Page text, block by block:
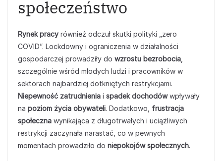
społeczeństwo
Rynek pracy również odczuł skutki polityki „zero
COVID”. Lockdowny i ograniczenia w działalności
gospodarczej prowadziły do wzrostu bezrobocia
szczególnie wśród młodych ludzi i pracowników w
sektorach najbardziej dotkniętych restrykcjami.
Niepewność zatrudnienia i spadek dochodówwpływały
na poziom życia obywateli. Dodatkowo, frustracja
społeczna wynikająca z długotrwałych i uciążliwych
restrykcji zaczynała narastać, co w pewnych
momentach prowadziło do niepokojów społecznych.